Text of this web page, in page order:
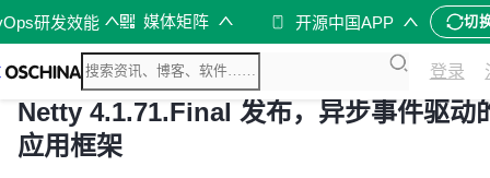
研发效能 媒体矩阵 开源中国APP 切
登录
Netty 4.1.71.Final 发布，异步事件驱动
应用框架